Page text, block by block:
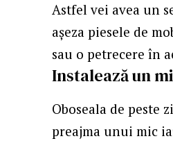
Astfel vei avea un
așeza piesele de
sau o petrecere în
Instalează un
Oboseala de peste
preajma unui mic